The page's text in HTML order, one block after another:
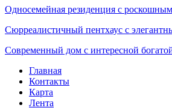
Односемейная резиденция с
Сюрреалистичный пентхаус с
Современный дом с интересной
Главная
Контакты
Карта
Лента